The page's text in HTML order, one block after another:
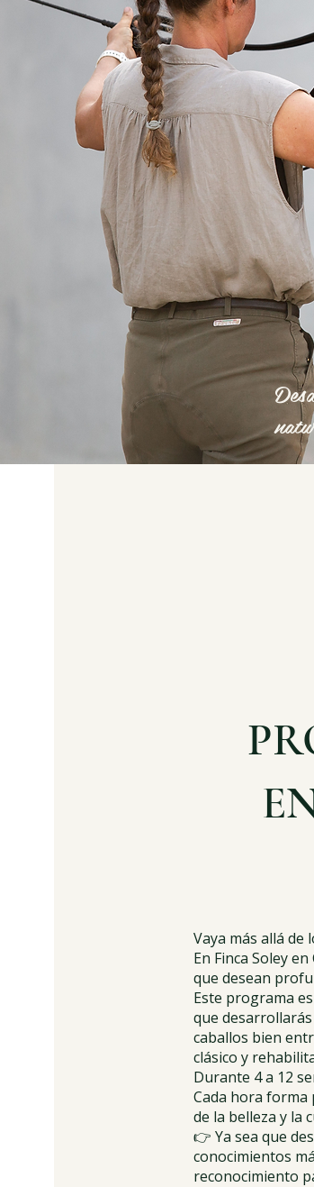
Vaya más allá de
En Finca Soley
que desean
Este programa
que
caballos bien
clásico y
Durante 4 a 12
Cada hora forma
de la belleza y la
👉 Ya sea que
conocimientos
reconocimiento